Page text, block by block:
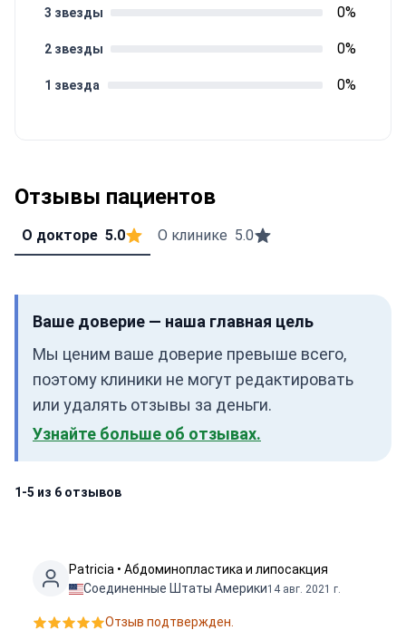
1 звезда 0%
2 звезды 0%
3 звезды 0%
Отзывы пациентов
О докторе 5.0 О клинике 5.0
Ваше доверие — наша главная цель
Мы ценим ваше доверие превыше всего,
поэтому клиники не могут редактировать
или удалять отзывы за деньги.
Узнайте больше об отзывах.
1-5 из 6 отзывов
Patricia • Абдоминопластика и липосакция
Соединенные Штаты Америки14 авг. 2021 г.
Отзыв подтвержден.